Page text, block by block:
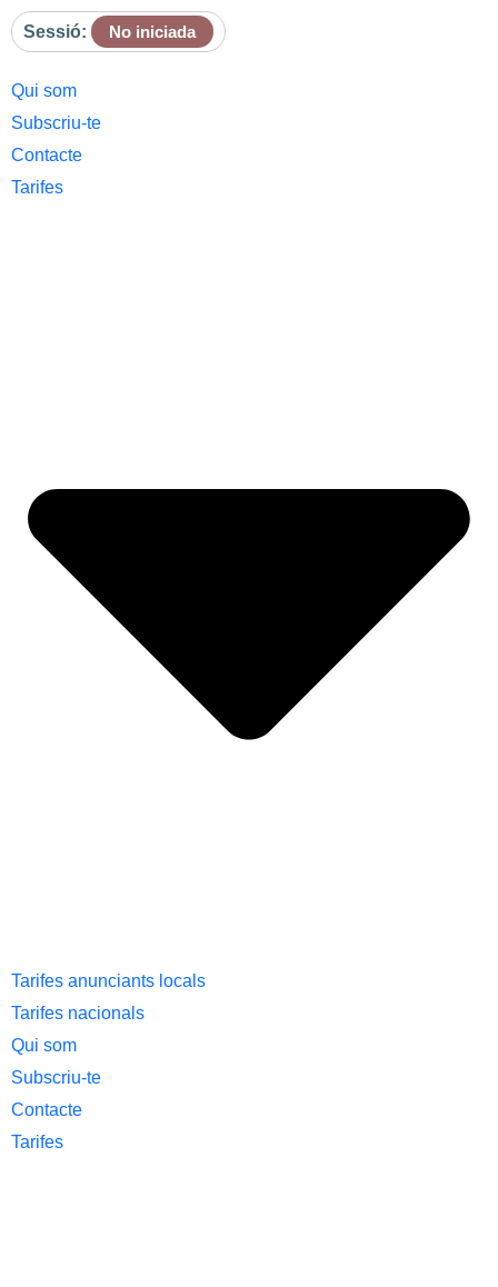
Sessió: No iniciada
Qui som
Subscriu-te
Contacte
Tarifes
Tarifes anunciants locals
Tarifes nacionals
Qui som
Subscriu-te
Contacte
Tarifes